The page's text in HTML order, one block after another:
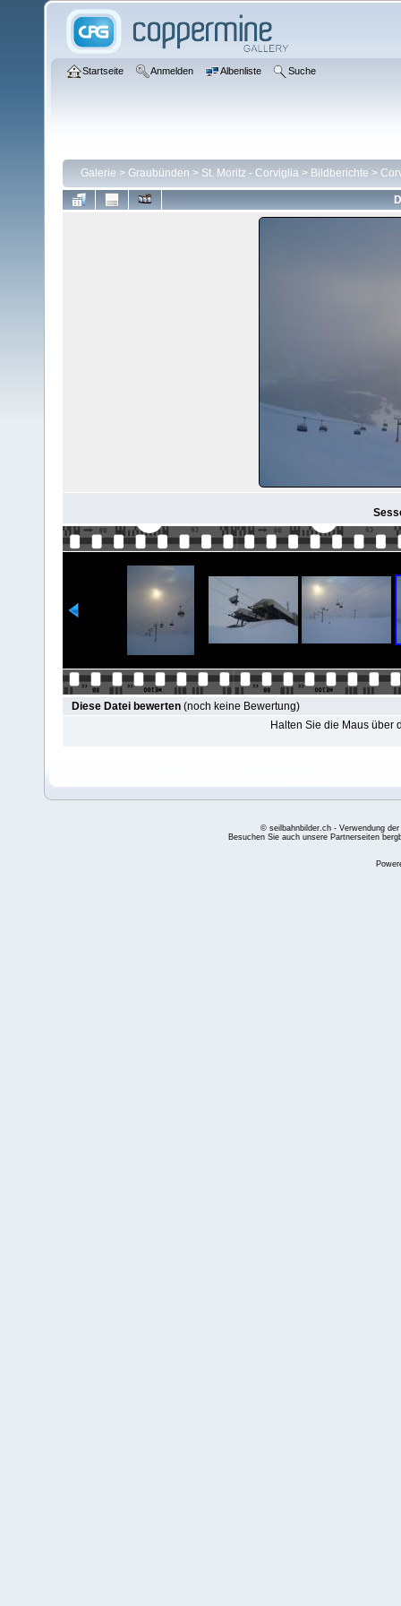
Startseite Anmelden Albenliste Suche
Galerie > Graubünden > St. Moritz - Corviglia > Bildberichte >
Diese Datei bewerten (noch keine Bewertung)
Halten Sie die Maus über
© seilbahnbilder.ch - Verwendung
Besuchen Sie auch unsere Partnerseiten